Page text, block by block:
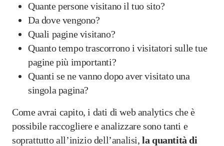
Quante persone visitano il tuo sito?
Da dove vengono?
Quali pagine visitano?
Quanto tempo trascorrono i visitatori sulle tue
pagine più importanti?
Quanti se ne vanno dopo aver visitato una
singola pagina?
Come avrai capito, i dati di web analytics che è
possibile raccogliere e analizzare sono tanti e
soprattutto all’inizio dell’analisi,la quantità di